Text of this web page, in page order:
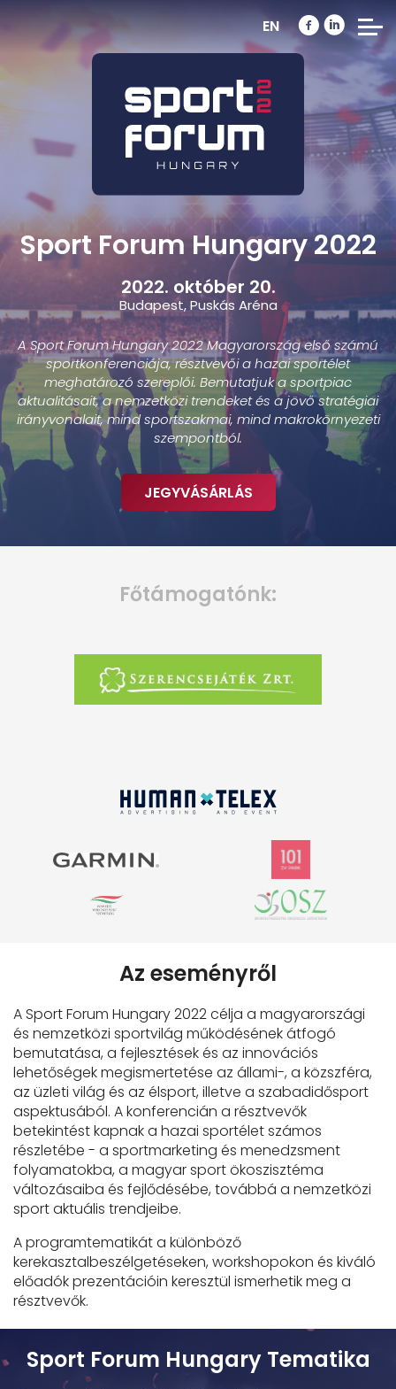
EN
Sport Forum Hungary 2022
2022. október 20.
Budapest, Puskás Aréna
A Sport Forum Hungary 2022 Magyarország első számú
sportkonferenciája, résztvevői a hazai sportélet
meghatározó szereplői. Bemutatjuk a sportpiac
aktualitásait, a nemzetközi trendeket és a jövő stratégiai
irányvonalait, mind sportszakmai, mind makrokörnyezeti
szempontból.
JEGYVÁSÁRLÁS
Főtámogatónk:
Az eseményről
A Sport Forum Hungary 2022 célja a magyarországi
és nemzetközi sportvilág működésének átfogó
bemutatása, a fejlesztések és az innovációs
lehetőségek megismertetése az állami-, a közszféra,
az üzleti világ és az élsport, illetve a szabadidősport
aspektusából. A konferencián a résztvevők
betekintést kapnak a hazai sportélet számos
részletébe - a sportmarketing és menedzsment
folyamatokba, a magyar sport ökoszisztéma
változásaiba és fejlődésébe, továbbá a nemzetközi
sport aktuális trendjeibe.
A programtematikát a különböző
kerekasztalbeszélgetéseken, workshopokon és kiváló
előadók prezentációin keresztül ismerhetik meg a
résztvevők.
Sport Forum Hungary Tematika